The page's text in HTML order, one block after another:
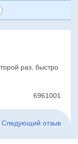
раз, быстро
6961001
Следующий отзыв